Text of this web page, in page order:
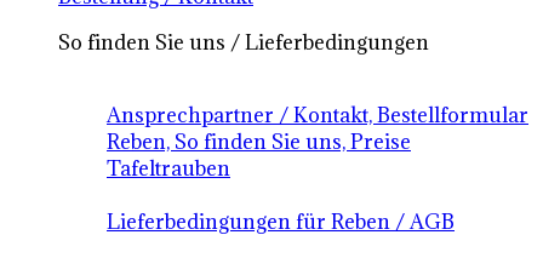
So finden Sie uns / Lieferbedingungen
Ansprechpartner / Kontakt, Bestellformular
Reben, So finden Sie uns, Preise
Tafeltrauben
Lieferbedingungen für Reben / AGB